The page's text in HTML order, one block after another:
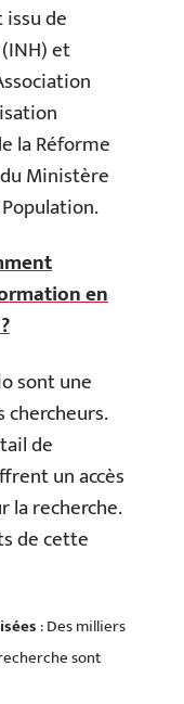
issu de
et
la Réforme
Ministère
en
sont une
de
un accès
la recherche.
de cette
: Des milliers
sont